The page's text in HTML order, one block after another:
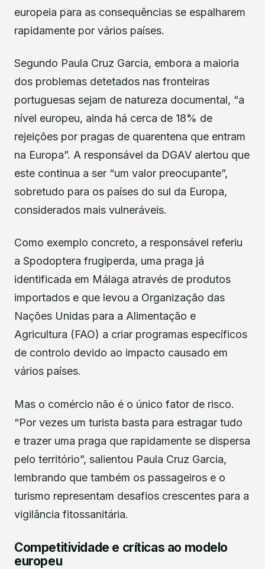
europeia para as consequências se espalharem
rapidamente por vários países.
Segundo Paula Cruz Garcia, embora a maioria
dos problemas detetados nas fronteiras
portuguesas sejam de natureza documental, “a
nível europeu, ainda há cerca de 18% de
rejeições por pragas de quarentena que entram
na Europa”. A responsável da DGAV alertou que
este continua a ser “um valor preocupante”,
sobretudo para os países do sul da Europa,
considerados mais vulneráveis.
Como exemplo concreto, a responsável referiu
a Spodoptera frugiperda, uma praga já
identificada em Málaga através de produtos
importados e que levou a Organização das
Nações Unidas para a Alimentação e
Agricultura (FAO) a criar programas específicos
de controlo devido ao impacto causado em
vários países.
Mas o comércio não é o único fator de risco.
“Por vezes um turista basta para estragar tudo
e trazer uma praga que rapidamente se dispersa
pelo território”, salientou Paula Cruz Garcia,
lembrando que também os passageiros e o
turismo representam desafios crescentes para a
vigilância fitossanitária.
Competitividade e críticas ao modelo
europeu